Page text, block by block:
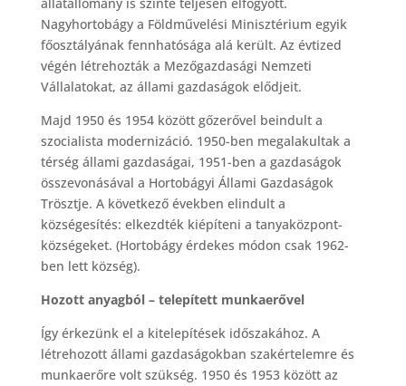
Nagyhortobágy a Földművelési Minisztérium egyik
főosztályának fennhatósága alá került. Az évtized
végén létrehozták a Mezőgazdasági Nemzeti
Vállalatokat, az állami gazdaságok elődjeit.
Majd 1950 és 1954 között gőzerővel beindult a
szocialista modernizáció. 1950-ben megalakultak a
térség állami gazdaságai, 1951-ben a gazdaságok
összevonásával a Hortobágyi Állami Gazdaságok
Trösztje. A következő években elindult a
községesítés: elkezdték kiépíteni a tanyaközpont-
községeket. (Hortobágy érdekes módon csak 1962-
ben lett község).
Hozott anyagból – telepített munkaerővel
Így érkezünk el a kitelepítések időszakához. A
létrehozott állami gazdaságokban szakértelemre és
munkaerőre volt szükség. 1950 és 1953 között az